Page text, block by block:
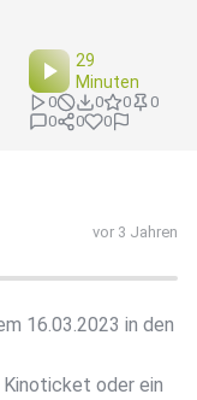
29
Minuten
0 0 0
0
0
0 0
vor 3 Jahren
16.03.2023 in den
Kinoticket oder ein